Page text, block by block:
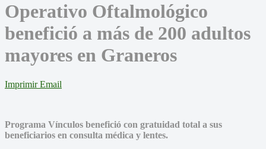
Operativo Oftalmológico
benefició a más de 200 adultos
mayores en Graneros
Imprimir Email
Programa Vínculos benefició con gratuidad total a sus
beneficiarios en consulta médica y lentes.